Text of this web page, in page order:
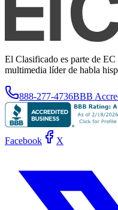
El Clasificado es parte de
multimedia líder de habla
888-277-4736BBB
Facebook X